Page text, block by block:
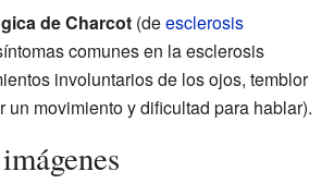
de Charcot (deesclerosis
comunes en la esclerosis
involuntarios de los ojos, temblor
un movimiento y dificultad para hablar).